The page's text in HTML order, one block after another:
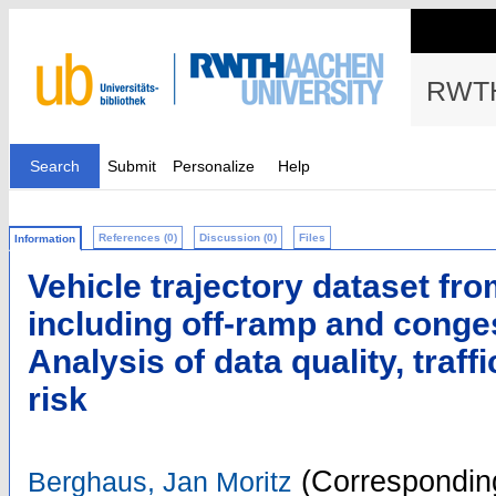
Search Submit Personalize Help
Information References (0) Discussion (0) Files
Vehicle trajectory dataset
including off-ramp and
Analysis of data quality,
risk
Berghaus, Jan Moritz